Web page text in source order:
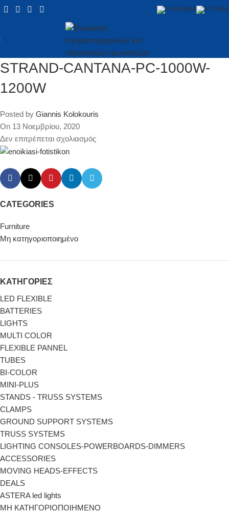
STRAND-CANTANA-PC-1000W-
1200W
Posted by Giannis Kolokouris
On 13 Νοεμβρίου, 2020
Δεν επιτρέπεται σχολιασμός
CATEGORIES
Furniture
Μη κατηγοριοποιημένο
ΚΑΤΗΓΟΡΙΕΣ
LED FLEXIBLE
BATTERIES
LIGHTS
MULTI COLOR
FLEXIBLE PANNEL
TUBES
BI-COLΟR
MINI-PLUS
STANDS - TRUSS SYSTEMS
CLAMPS
GROUND SUPPORT SYSTEMS
TRUSS SYSTEMS
LIGHTING CONSOLES-POWERBOARDS-DIMMERS
ACCESSORIES
MOVING HEADS-EFFECTS
DEALS
ASTERA led lights
ΜΗ ΚΑΤΗΓΟΡΙΟΠΟΙΗΜΕΝΟ